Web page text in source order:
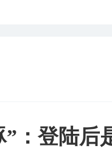
”：登陆